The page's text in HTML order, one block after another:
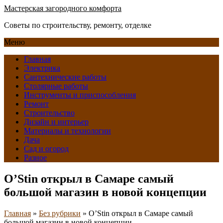
Мастерская загородного комфорта
Советы по строительству, ремонту, отделке
Меню
Главная
Электрика
Сантехнические работы
Столярные работы
Инструменты и приспособления
Ремонт
Строительство
Дизайн и интерьер
Материалы и технологии
Дача
Сад и огород
Разное
O’Stin открыл в Самаре самый
большой магазин в новой концепции
Главная » Без рубрики » O’Stin открыл в Самаре самый